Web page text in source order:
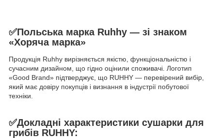
✅Польська марка Ruhhy — зі знаком
«Хоряча марка»
Продукція Ruhhy вирізняється якістю, функціональністю і
сучасним дизайном, що гідно оцінили споживачі. Логотип
«Good Brand» підтверджує, що RUHHY — перевірений вибір,
який має довіру покупців і визнання в індустрії побутової
техніки.
✅Докладні характеристики сушарки для
грибів RUHHY: